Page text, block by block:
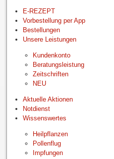
E-REZEPT
Vorbestellung per App
Bestellungen
Unsere Leistungen
Kundenkonto
Beratungsleistung
Zeitschriften
NEU
Aktuelle Aktionen
Notdienst
Wissenswertes
Heilpflanzen
Pollenflug
Impfungen